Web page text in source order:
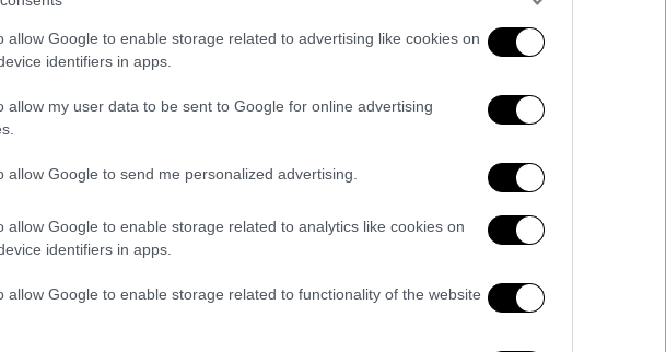
allow Google to enable storage related to advertising like cookies on
identifiers in apps.
allow my user data to be sent to Google for online advertising
allow Google to send me personalized advertising.
allow Google to enable storage related to analytics like cookies on
identifiers in apps.
allow Google to enable storage related to functionality of the website
της.
αναγκάστηκε να δει τον κατηγορούμενο
άλλες γυναίκες
«φοβόταν» τι θα της έκανε ο Combs
πρωί μετά από μία από τις επισκέψεις
συνειδητοποίησε ότι
μελανιές στο σώμα και ένα σημάδι